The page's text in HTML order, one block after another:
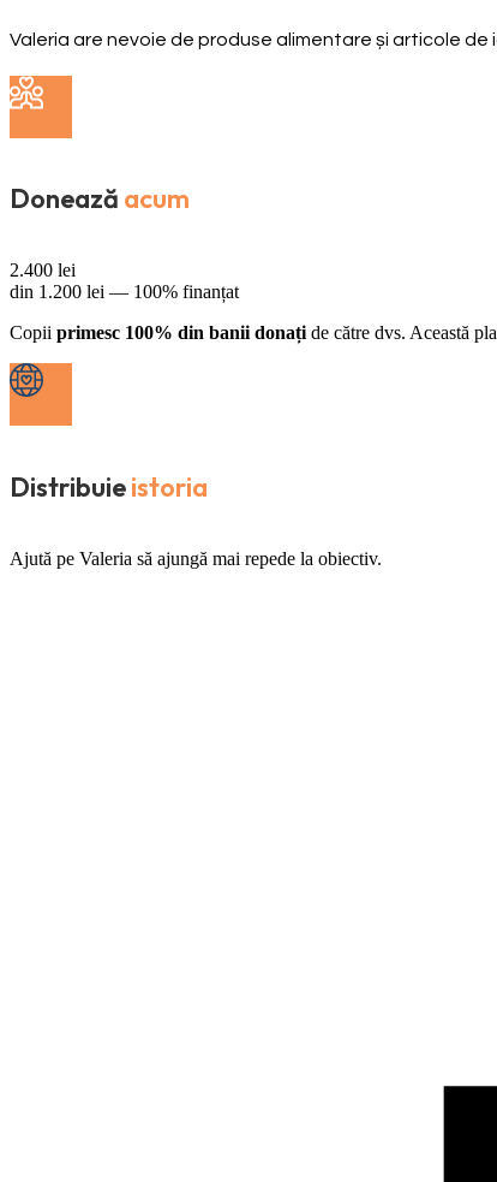
Valeria are nevoie de produse alimentare și articole de
Donează acum
2.400 lei
din 1.200 lei — 100% finanțat
Copii primesc 100% din banii donați de către dvs. Această
Distribuieistoria
Ajută pe Valeria să ajungă mai repede la obiectiv.